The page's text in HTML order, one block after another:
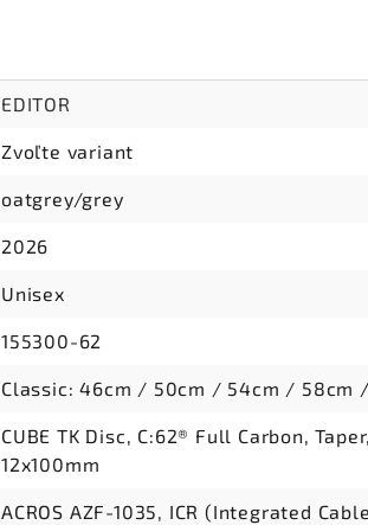
EDITOR
Zvoľte variant
oatgrey/grey
2026
Unisex
155300-62
Classic: 46cm / 50cm / 54cm / 58cm
CUBE TK Disc, C:62® Full Carbon,
12x100mm
ACROS AZF-1035, ICR (Integrated